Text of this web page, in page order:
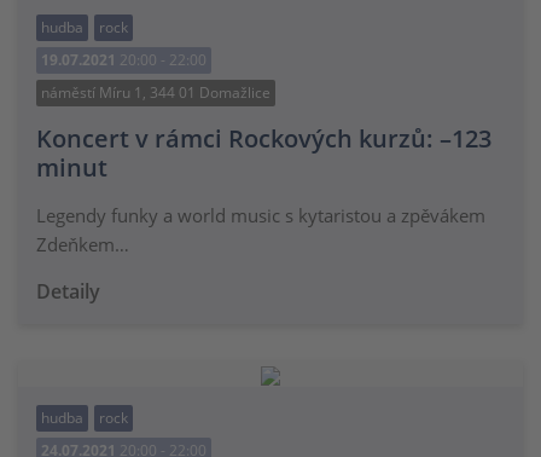
hudba
rock
19.07.2021 20:00 - 22:00
náměstí Míru 1, 344 01 Domažlice
Koncert v rámci Rockových kurzů: –123
minut
Legendy funky a world music s kytaristou a zpěvákem
Zdeňkem…
Detaily
hudba
rock
24.07.2021 20:00 - 22:00